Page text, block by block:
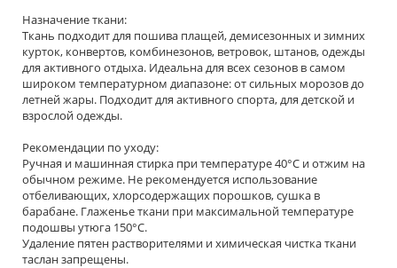
Назначение ткани:
Ткань подходит для пошива плащей, демисезонных и зимних
курток, конвертов, комбинезонов, ветровок, штанов, одежды
для активного отдыха. Идеальна для всех сезонов в самом
широком температурном диапазоне: от сильных морозов до
летней жары. Подходит для активного спорта, для детской и
взрослой одежды.
Рекомендации по уходу:
Ручная и машинная стирка при температуре 40°С и отжим на
обычном режиме. Не рекомендуется использование
отбеливающих, хлорсодержащих порошков, сушка в
барабане. Глаженье ткани при максимальной температуре
подошвы утюга 150°С.
Удаление пятен растворителями и химическая чистка ткани
таслан запрещены.